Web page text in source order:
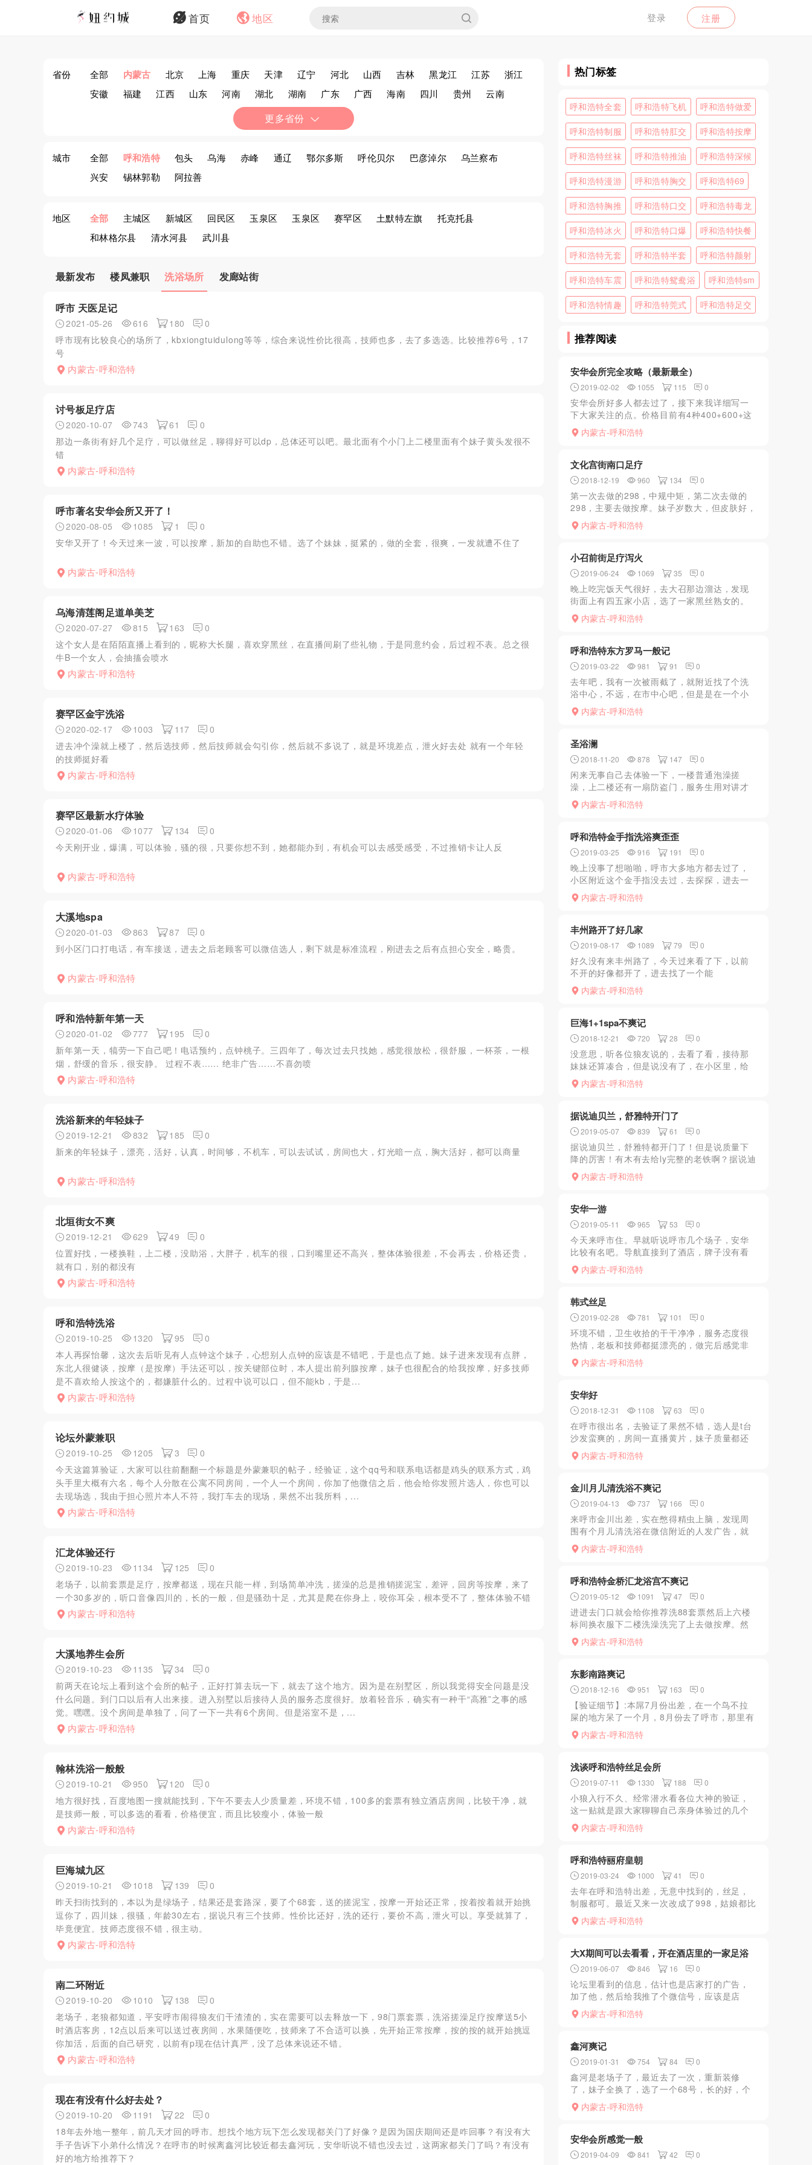
登录 注册
首页 地区
省份 全部 内蒙古 北京 上海 重庆 天津 辽宁 河北 山西 吉林 黑龙江 江苏
浙江
安徽
福建 江西 山东 河南 湖北 湖南 广东 广西 海南 四川 贵州
云南
宁夏 新疆 香港 台湾
更多省份
城市 全部 呼和浩特 包头 乌海 赤峰 通辽 鄂尔多斯 呼伦贝尔 巴彦淖尔
乌兰察布
兴安
锡林郭勒 阿拉善
地区 全部 主城区 新城区 回民区 玉泉区 玉泉区 赛罕区 土默特左旗
托克托县
和林格尔县
清水河县 武川县
最新发布 楼凤兼职 洗浴场所 发廊站街
呼市 天医足记
2021-05-26 616 180
0
呼市现有比较良心的场所了，kbxiongtuidulong等等，综合来说性价比很高，技师也多，去了多选选。比较推荐6号，17
号
内蒙古-呼和浩特
讨号板足疗店
2020-10-07 743 61
0
那边一条街有好几个足疗，可以做丝足，聊得好可以dp，总体还可以吧。最北面有个小门上二楼里面有个妹子黄头发很不
错
内蒙古-呼和浩特
呼市著名安华会所又开了！
2020-08-05 1085 1
0
安华又开了！今天过来一波，可以按摩，新加的自助也不错。选了个妹妹，挺紧的，做的全套，很爽，一发就遭不住了
内蒙古-呼和浩特
乌海清莲阁足道单美芝
2020-07-27 815 163
0
这个女人是在陌陌直播上看到的，昵称大长腿，喜欢穿黑丝，在直播间刷了些礼物，于是同意约会，后过程不表。总之很
牛B一个女人，会抽搐会喷水
内蒙古-呼和浩特
赛罕区金宇洗浴
2020-02-17 1003 117
0
进去冲个澡就上楼了，然后选技师，然后技师就会勾引你，然后就不多说了，就是环境差点，泄火好去处 就有一个年轻
的技师挺好看
内蒙古-呼和浩特
赛罕区最新水疗体验
2020-01-06 1077 134
0
今天刚开业，爆满，可以体验，骚的很，只要你想不到，她都能办到，有机会可以去感受感受，不过推销卡让人反
内蒙古-呼和浩特
大溪地spa
2020-01-03 863 87
0
到小区门口打电话，有车接送，进去之后老顾客可以微信选人，剩下就是标准流程，刚进去之后有点担心安全，略贵。
内蒙古-呼和浩特
呼和浩特新年第一天
2020-01-02 777 195
0
新年第一天，犒劳一下自己吧！电话预约，点钟桃子。三四年了，每次过去只找她，感觉很放松，很舒服，一杯茶，一根
烟，舒缓的音乐，很安静。 过程不表…… 绝非广告……不喜勿喷
内蒙古-呼和浩特
洗浴新来的年轻妹子
2019-12-21 832 185
0
新来的年轻妹子，漂亮，活好，认真，时间够，不机车，可以去试试，房间也大，灯光暗一点，胸大活好，都可以商量
内蒙古-呼和浩特
北垣街女不爽
2019-12-21 629 49
0
位置好找，一楼换鞋，上二楼，没助浴，大胖子，机车的很，口到嘴里还不高兴，整体体验很差，不会再去，价格还贵，
就有口，别的都没有
内蒙古-呼和浩特
呼和浩特洗浴
2019-10-25 1320 95
0
本人再探怡馨，这次去后听见有人点钟这个妹子，心想别人点钟的应该是不错吧，于是也点了她。妹子进来发现有点胖，
东北人很健谈，按摩（是按摩）手法还可以，按关键部位时，本人提出前列腺按摩，妹子也很配合的给我按摩，好多技师
是不喜欢给人按这个的，都嫌脏什么的。过程中说可以口，但不能kb，于是...
内蒙古-呼和浩特
论坛外蒙兼职
2019-10-25 1205 3
0
今天这篇算验证，大家可以往前翻翻一个标题是外蒙兼职的帖子，经验证，这个qq号和联系电话都是鸡头的联系方式，鸡
头手里大概有六名，每个人分散在公寓不同房间，一个人一个房间，你加了他微信之后，他会给你发照片选人，你也可以
去现场选，我由于担心照片本人不符，我打车去的现场，果然不出我所料，...
内蒙古-呼和浩特
汇龙体验还行
2019-10-23 1134 125
0
老场子，以前套票是足疗，按摩都送，现在只能一样，到场简单冲洗，搓澡的总是推销搓泥宝，差评，回房等按摩，来了
一个30多岁的，听口音像四川的，长的一般，但是骚劲十足，尤其是爬在你身上，咬你耳朵，根本受不了，整体体验不错
内蒙古-呼和浩特
大溪地养生会所
2019-10-23 1135 34
0
前两天在论坛上看到这个会所的帖子，正好打算去玩一下，就去了这个地方。因为是在别墅区，所以我觉得安全问题是没
什么问题。到门口以后有人出来接。进入别墅以后接待人员的服务态度很好。放着轻音乐，确实有一种干“高雅”之事的感
觉。嘿嘿。没个房间是单独了，问了一下一共有6个房间。但是浴室不是，...
内蒙古-呼和浩特
翰林洗浴一般般
2019-10-21 950 120
0
地方很好找，百度地图一搜就能找到，下午不要去人少质量差，环境不错，100多的套票有独立酒店房间，比较干净，就
是技师一般，可以多选的看看，价格便宜，而且比较瘦小，体验一般
内蒙古-呼和浩特
巨海城九区
2019-10-21 1018 139
0
昨天扫街找到的，本以为是绿场子，结果还是套路深，要了个68套，送的搓泥宝，按摩一开始还正常，按着按着就开始挑
逗你了，四川妹，很骚，年龄30左右，据说只有三个技师。性价比还好，洗的还行，要价不高，泄火可以。享受就算了，
毕竟便宜。技师态度很不错，很主动。
内蒙古-呼和浩特
南二环附近
2019-10-20 1010 138
0
老场子，老狼都知道，平安呼市闹得狼友们干渣渣的，实在需要可以去释放一下，98门票套票，洗浴搓澡足疗按摩送5小
时酒店客房，12点以后来可以送过夜房间，水果随便吃，技师来了不合适可以换，先开始正常按摩，按的按的就开始挑逗
你加活，后面的自己研究，以前有p现在估计真严，没了总体来说还不错。
内蒙古-呼和浩特
现在有没有什么好去处？
2019-10-20 1191 22
0
18年去外地一整年，前几天才回的呼市。想找个地方玩下怎么发现都关门了好像？是因为国庆期间还是咋回事？有没有大
手子告诉下小弟什么情况？在呼市的时候离鑫河比较近都去鑫河玩，安华听说不错也没去过，这两家都关门了吗？有没有
好的地方给推荐下？
热门标签
呼和浩特全套 呼和浩特飞机 呼和浩特做爱
呼和浩特制服 呼和浩特肛交 呼和浩特按摩
呼和浩特丝袜 呼和浩特推油 呼和浩特深候
呼和浩特漫游 呼和浩特胸交 呼和浩特69
呼和浩特胸推 呼和浩特口交 呼和浩特毒龙
呼和浩特冰火 呼和浩特口爆 呼和浩特快餐
呼和浩特无套 呼和浩特半套 呼和浩特颜射
呼和浩特车震 呼和浩特鸳鸯浴 呼和浩特sm
呼和浩特情趣 呼和浩特莞式 呼和浩特足交
推荐阅读
安华会所完全攻略（最新最全）
2019-02-02 1055 115 0
安华会所好多人都去过了，接下来我详细写一
下大家关注的点。价格目前有4种400+600+这
两个价位是红牌700+是蓝牌1100+好像是黄牌
没看到数量目前50多其中红牌占一多半，蓝牌
内蒙古-呼和浩特
文化宫街南口足疗
2018-12-19 960 134 0
第一次去做的298，中规中矩，第二次去做的
298，主要去做按摩。妹子岁数大，但皮肤好，
温柔。第三次，大家懂的，与妹子熟悉后…
内蒙古-呼和浩特
小召前街足疗泻火
2019-06-24 1069 35 0
晚上吃完饭天气很好，去大召那边溜达，发现
街面上有四五家小店，选了一家黑丝熟女的。
上去二楼先口后干，七八分钟交货。此女甚
骚，山西人，全程女上慢摇，自己拿出奶子让
内蒙古-呼和浩特
呼和浩特东方罗马一般记
2019-03-22 981 91 0
去年吧，我有一次被雨截了，就附近找了个洗
浴中心，不远，在市中心吧，但是是在一个小
巷子里的特别豪华的地方，本来我以为没服务
的，但是我进去后本来买的是美团的套票，但
内蒙古-呼和浩特
圣浴澜
2018-11-20 878 147 0
闲来无事自己去体验一下，一楼普通泡澡搓
澡，上二楼还有一扇防盗门，服务生用对讲才
给开门，上二楼之后进房间，环境一般，电视
偶尔还放个簧片，一次kb，一次ml，技师普遍
内蒙古-呼和浩特
呼和浩特金手指洗浴爽歪歪
2019-03-25 916 191 0
晚上没事了想啪啪，呼市大多地方都去过了，
小区附近这个金手指没去过，去探探，进去一
问，有套票，换衣服洗澡然后一个隐秘的门上
三楼，房间还可以，近来好多小姐，随便挑了
内蒙古-呼和浩特
丰州路开了好几家
2019-08-17 1089 79 0
好久没有来丰州路了，今天过来看了下，以前
不开的好像都开了，进去找了一个能
wutaokouhuo的，说最近查的不严了，wutao
口了一会，打了一炮，感觉还可以，就是质量
内蒙古-呼和浩特
巨海1+1spa不爽记
2018-12-21 720 28 0
没意思，听各位狼友说的，去看了看，接待那
妹妹还算凑合，但是说没有了，在小区里，给
了个电话，总觉得不安全，扫兴而归，希望大
家能给几个做丝足的好地方
内蒙古-呼和浩特
据说迪贝兰，舒雅特开门了
2019-05-07 839 61 0
据说迪贝兰，舒雅特都开门了！但是说质量下
降的厉害！有木有去给ly完整的老铁啊？据说迪
贝兰，舒雅特都开门了！但是说质量下降的厉
害！有木有去给ly完整的老铁啊？据说迪贝兰，
内蒙古-呼和浩特
安华一游
2019-05-11 965 53 0
今天来呼市住。早就听说呼市几个场子，安华
比较有名吧。导航直接到了酒店，牌子没有看
到，但是进了酒店上去就能直接找到。与部长
聊了一会，就说会安排好。到了房间，来了一
内蒙古-呼和浩特
韩式丝足
2019-02-28 781 101 0
环境不错，卫生收拾的干干净净，服务态度很
热情，老板和技师都挺漂亮的，做完后感觉非
常不错，舒服，放松，反正我感觉挺好，下次
去做帝王……
内蒙古-呼和浩特
安华好
2018-12-31 1108 63 0
在呼市很出名，去验证了果然不错，选人是t台
沙发蛮爽的，房间一直播黄片，妹子质量都还
行，都是两次，制服给我很大惊喜，民国女学
生薄纱，可爱的不行。还有水床阴推，总之我
内蒙古-呼和浩特
金川月儿清洗浴不爽记
2019-04-13 737 166 0
来呼市金川出差，实在憋得精虫上脑，发现周
围有个月儿清洗浴在微信附近的人发广告，就
去看看吧，晚上九点去的一个人也没有，洗澡
环境极差，无奈憋得受不了还是叫了特服，来
内蒙古-呼和浩特
呼和浩特金桥汇龙浴宫不爽记
2019-05-12 1091 47 0
进进去门口就会给你推荐洗88套票然后上六楼
标间换衣服下二楼洗澡洗完了上去做按摩。然
后妹妹边做按摩边挑逗你长相一般全是南方人
皮肤好挑逗你硬了就让你做238的推油是用
内蒙古-呼和浩特
东影南路爽记
2018-12-16 951 163 0
【验证细节】:本屌7月份出差，在一个鸟不拉
屎的地方呆了一个月，8月份去了呼市，那里有
个项目，晚上吃完饭闲来无事，也是跟俩同事
憋了一个月了，蠢蠢欲动，随开车瞎转悠，本
内蒙古-呼和浩特
浅谈呼和浩特丝足会所
2019-07-11 1330 188 0
小狼入行不久、经常潜水看各位大神的验证，
这一贴就是跟大家聊聊自己亲身体验过的几个
丝足，其实之前咱们内蒙板块很多大手已经分
享了不少了像是擎天柱大哥等。但是简单聊一
内蒙古-呼和浩特
呼和浩特丽府皇朝
2019-03-24 1000 41 0
去年在呼和浩特出差，无意中找到的，丝足，
制服都可。最近又来一次改成了998，姑娘都比
较良家，xiongtui慢游都很细致，舔耳朵很舒
服，配上呻吟喘息声很快就来了感觉。可以让js
内蒙古-呼和浩特
大X期间可以去看看，开在酒店里的一家足浴
2019-06-07 846 16 0
论坛里看到的信息，估计也是店家打的广告，
加了他，然后给我推了个微信号，应该是店
员，加了后询问了一下，准备亲身体验。聊天
中谈到服务有丝足80分钟，大活分50分钟和70
内蒙古-呼和浩特
鑫河爽记
2019-01-31 754 84 0
鑫河是老场子了，最近去了一次，重新装修
了，妹子全换了，选了一个68号，长的好，个
子也高，服务很到位，一点也不像小姐，建议
大家去。
内蒙古-呼和浩特
安华会所感觉一般
2019-04-09 841 42 0